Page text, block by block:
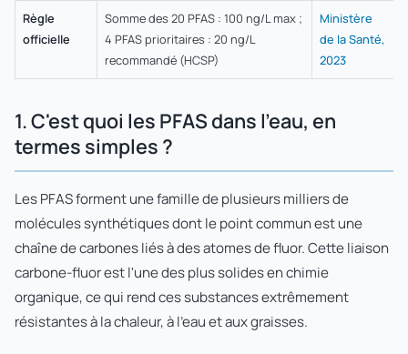
Règle
officielle
Somme des 20 PFAS : 100 ng/L max ;
4 PFAS prioritaires : 20 ng/L
recommandé (HCSP)
Ministère
de la Santé,
2023
1. C'est quoi les PFAS dans l'eau, en
termes simples ?
Les PFAS forment une famille de plusieurs milliers de
molécules synthétiques dont le point commun est une
chaîne de carbones liés à des atomes de fluor. Cette liaison
carbone-fluor est l'une des plus solides en chimie
organique, ce qui rend ces substances extrêmement
résistantes à la chaleur, à l'eau et aux graisses.